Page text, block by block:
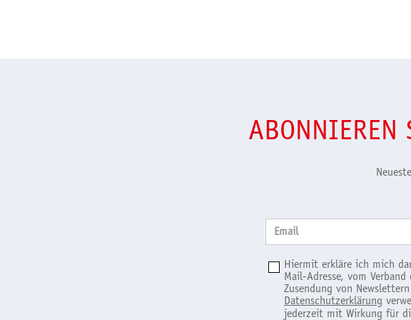
ABONNIEREN
Email
Hiermit erkläre ich mich
Mail-Adresse, vom
Zusendung von
Datenschutzerklärung
jederzeit mit Wirkung für